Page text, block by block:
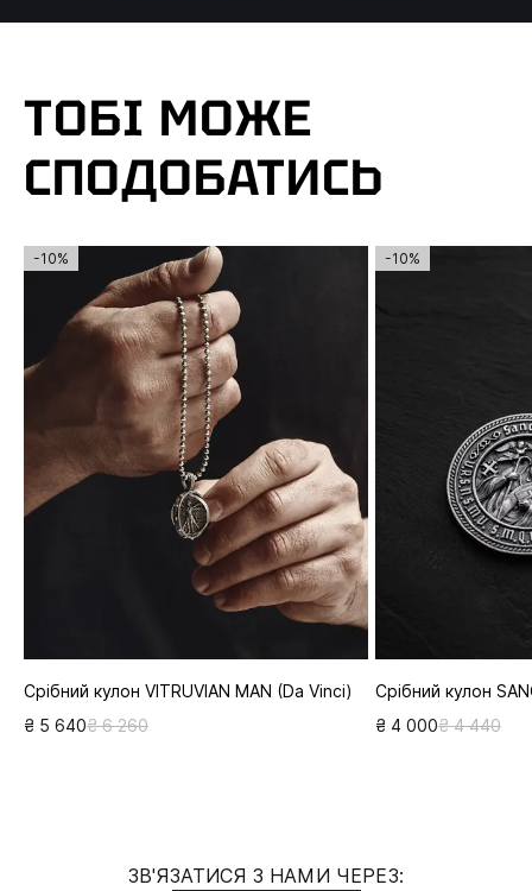
ТОБІ МОЖЕ
СПОДОБАТИСЬ
-10%
Срібний кулон VITRUVIAN MAN (Da Vinci)
₴ 5 640₴ 6 260
-10%
Срібний кулон
₴ 4 000₴ 4 440
ЗВ'ЯЗАТИСЯ З НАМИ ЧЕРЕЗ: